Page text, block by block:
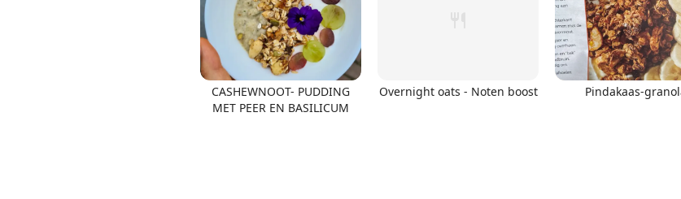
CASHEWNOOT- PUDDING
MET PEER EN BASILICUM
Overnight oats - Noten boost Pindakaas-